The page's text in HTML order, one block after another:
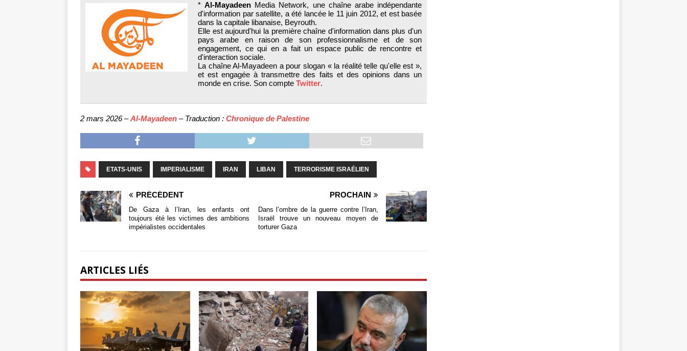
*Al-Mayadeen Media Network, une chaîne arabe indépendante
d'information par satellite, a été lancée le 11 juin 2012, et est basée
dans la capitale libanaise, Beyrouth.
Elle est aujourd'hui la première chaîne d'information dans plus d'un
pays arabe en raison de son professionnalisme et de son
engagement, ce qui en a fait un espace public de rencontre et
d'interaction sociale.
La chaîne Al-Mayadeen a pour slogan « la réalité telle qu'elle est »,
et est engagée à transmettre des faits et des opinions dans un
monde en crise. Son compte Twitter.
2 mars 2026 –Al-Mayadeen – Traduction : Chronique de Palestine
ETATS-UNIS IMPERIALISME IRAN LIBAN TERRORISME ISRAÉLIEN
PRÉCÉDENT
De Gaza à l’Iran, les enfants ont
toujours été les victimes des ambitions
impérialistes occidentales
PROCHAIN
Dans l’ombre de la guerre contre l’Iran,
Israël trouve un nouveau moyen de
torturer Gaza
ARTICLES LIÉS